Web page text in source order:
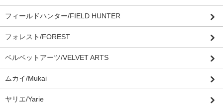
フィールドハンター/FIELD HUNTER
フォレスト/FOREST
ベルベットアーツ/VELVET ARTS
ムカイ/Mukai
ヤリエ/Yarie